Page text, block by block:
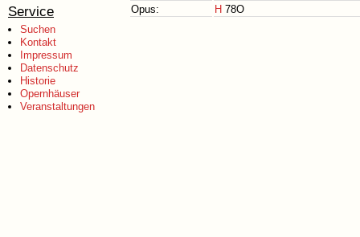
Service
Suchen
Kontakt
Impressum
Datenschutz
Historie
Opernhäuser
Veranstaltungen
Opus:
H 78O